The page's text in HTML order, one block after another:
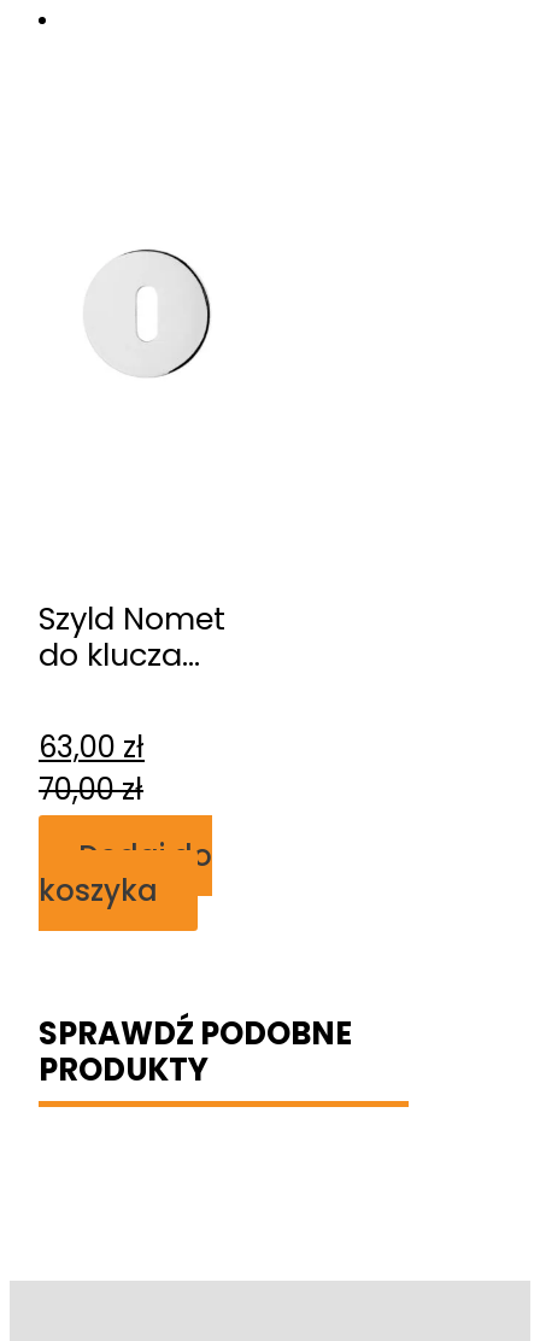
Szyld Nomet
do klucza
T-002-126.G2
63,00 zł
70,00zł
Dodaj do
koszyka
SPRAWDŹ PODOBNE
PRODUKTY